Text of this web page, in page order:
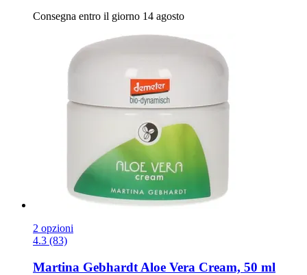
Consegna entro il giorno 14 agosto
2 opzioni
4.3 (83)
Martina Gebhardt Aloe Vera Cream, 50 ml